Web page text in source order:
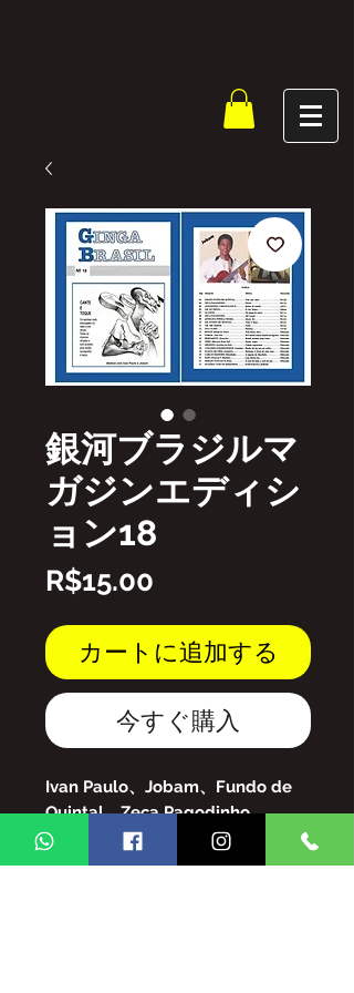
銀河ブラジルマ
ガジンエディシ
ョン18
R$15.00
カートに追加する
今すぐ購入
Ivan Paulo、Jobam、Fundo de
Quintal、Zeca Pagodinho、
JoãozinhoCarnavalesco、
Alcione、JovelinaPérolaNegra、